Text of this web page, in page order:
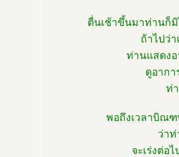
ตื่นเช้าขึ้นมาท่านก็มิ
ถ้าไปว่า
ท่านแสดง
ดูอาก
ท่
พอถึงเวลาบิณฑ
ว่าท่
จะเร่งต่อ